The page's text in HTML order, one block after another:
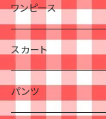
ワンピース
スカート
パンツ